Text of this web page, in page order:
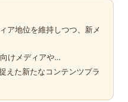
ア地位を維持しつつ、新メ
けメディアや…
えた新たなコンテンツプラ